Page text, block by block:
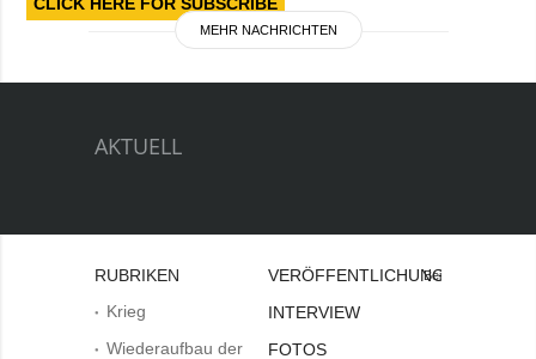
MEHR NACHRICHTEN
AKTUELL
RUBRIKEN
Krieg
Wiederaufbau der
VERÖFFENTLICHUNGEN
INTERVIEW
FOTOS
Bei